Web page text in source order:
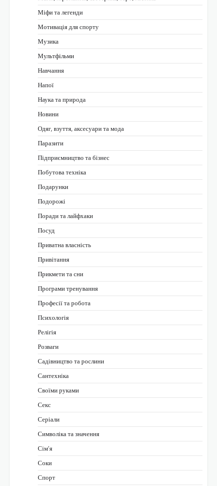
Міфи та легенди
Мотивація для спорту
Музика
Мультфільми
Навчання
Напої
Наука та природа
Новини
Одяг, взуття, аксесуари та мода
Паразити
Підприємництво та бізнес
Побутова техніка
Подарунки
Подорожі
Поради та лайфхаки
Посуд
Приватна власність
Привітання
Прикмети та сни
Програми тренування
Професії та робота
Психологія
Релігія
Розваги
Садівництво та рослини
Сантехніка
Своїми руками
Секс
Серіали
Символіка та значення
Сім’я
Соки
Спорт